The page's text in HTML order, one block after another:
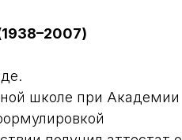
школе при Академии